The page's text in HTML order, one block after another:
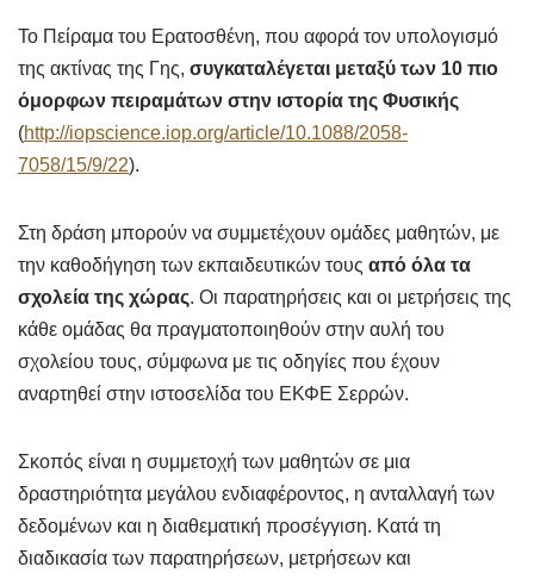
Το Πείραμα του Ερατοσθένη, που αφορά τον υπολογισμό
της ακτίνας της Γης, συγκαταλέγεται μεταξύ των 10 πιο
όμορφων πειραμάτων στην ιστορία της Φυσικής
(http://iopscience.iop.org/article/10.1088/2058‐
7058/15/9/22).
Στη δράση μπορούν να συμμετέχουν ομάδες μαθητών, με
την καθοδήγηση των εκπαιδευτικών τους από όλα τα
σχολεία της χώρας. Οι παρατηρήσεις και οι μετρήσεις της
κάθε ομάδας θα πραγματοποιηθούν στην αυλή του
σχολείου τους, σύμφωνα με τις οδηγίες που έχουν
αναρτηθεί στην ιστοσελίδα του ΕΚΦΕ Σερρών.
Σκοπός είναι η συμμετοχή των μαθητών σε μια
δραστηριότητα μεγάλου ενδιαφέροντος, η ανταλλαγή των
δεδομένων και η διαθεματική προσέγγιση. Κατά τη
διαδικασία των παρατηρήσεων, μετρήσεων και